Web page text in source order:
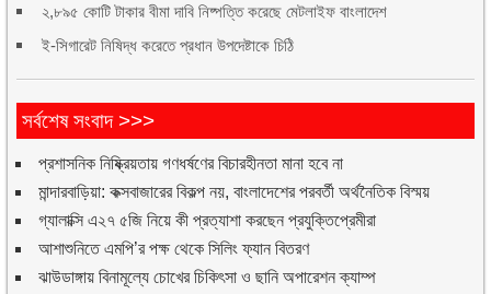
২,৮৯৫ কোটি টাকার বীমা দাবি নিষ্পত্তি করেছে মেটলাইফ বাংলাদেশ
ই-সিগারেট নিষিদ্ধ করেতে প্রধান উপদেষ্টাকে চিঠি
সর্বশেষ সংবাদ >>>
প্রশাসনিক নিষ্ক্রিয়তায় গণধর্ষণের বিচারহীনতা মানা হবে না
মান্দারবাড়িয়া: কক্সবাজারের বিকল্প নয়, বাংলাদেশের পরবর্তী অর্থনৈতিক বিস্ময়
গ্যালাক্সি এ২৭ ৫জি নিয়ে কী প্রত্যাশা করছেন প্রযুক্তিপ্রেমীরা
আশাশুনিতে এমপি’র পক্ষ থেকে সিলিং ফ্যান বিতরণ
ঝাউডাঙ্গায় বিনামূল্যে চোখের চিকিৎসা ও ছানি অপারেশন ক্যাম্প